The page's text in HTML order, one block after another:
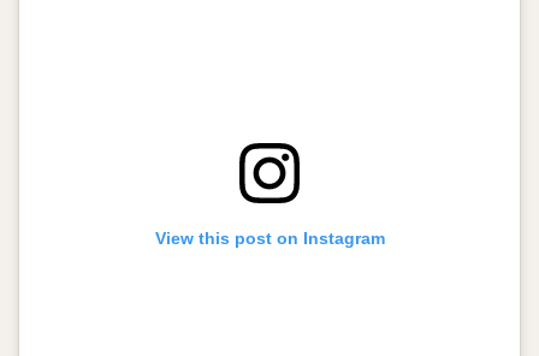
View this post on Instagram